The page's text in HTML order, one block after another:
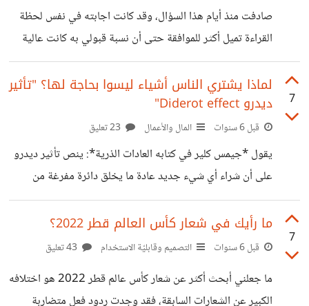
على رفوفي لم تتح لي الفرصة لقراءتها، لأنني مدمن على شراء
كتب جميلة ذات أغلفة رائعة". من خلال الملاحظة نجد
صادفت منذ أيام هذا السؤال، وقد كانت اجابته في نفس لحظة
القراءة تميل أكثر للموافقة حتى أن نسبة قبولي به كانت عالية
جدا قبل معرفة مخاطره، كان كل تفكيري منصب في هذه الفكرة:
"إذا عملت لفترة طويلة لن اتحصل على هذا المال، لكن أن يأتيني
مال كهذا في شهرين سيكون ذلك فرصة لا يمكن رفضها ولا
تعوض"، *لكن في نفس الوقت هل أستطيع تحمل مخاطر القيام
بهذا الشيء لأجل المال؟* قرأت التجارب التي تقوم بها NASA
من فترة لأخرى على
7
لماذا يشتري الناس أشياء ليسوا بحاجة لها؟ "تأثير
ديدرو Diderot effect"
قبل 6 سنوات المال والأعمال
يقول *جيمس كلير في كتابه العادات الذرية*: ينص تأثير ديدرو
على أن شراء أي شيء جديد عادة ما يخلق دائرة مفرغة من
الاستهلاك تؤدي إلى عمليات شراء أخرى لاحقة. *ماهي ظاهرة
تأثير ديدرو؟ وكيف تؤثر على عاداتنا الشرائية؟* نسبت هذه
النظرية للفيلسوف الفرنسي دينيس ديدرو الذي عاش حياته
روسيا". بعد ذلك حصل على مال لا بأس به مقابلها، وبدأ يقتني
7
ما رأيك في شعار كأس العالم قطر 2022؟
قبل 6 سنوات التصميم وقابليّة الاستخدام
ما جعلني أبحث أكثر عن شعار كأس عالم قطر 2022 هو اختلافه
الكبير عن الشعارات السابقة، فقد وجدت ردود فعل متضاربة